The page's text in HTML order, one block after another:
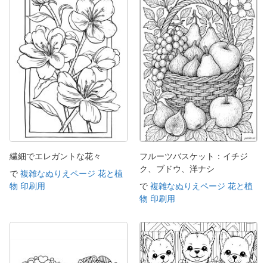
繊細でエレガントな花々
で 複雑なぬりえページ 花と植
物 印刷用
フルーツバスケット：イチジ
ク、ブドウ、洋ナシ
で 複雑なぬりえページ 花と植
物 印刷用